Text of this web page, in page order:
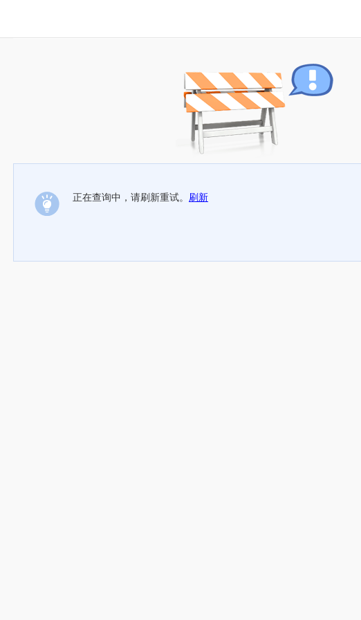
正在查询中，请刷新重试。 刷新